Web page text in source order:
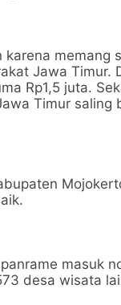
karena memang
Jawa Timur.
Rp1,5 juta.
Timur saling
masuk
desa wisata